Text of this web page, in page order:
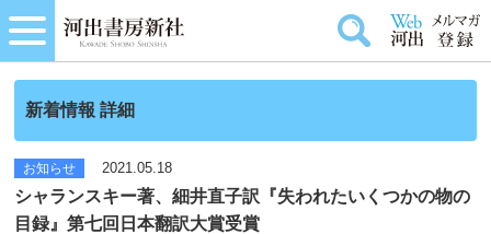
新着情報 詳細
お知らせ 2021.05.18
シャランスキー著、細井直子訳『失われたいくつかの物の
目録』第七回日本翻訳大賞受賞